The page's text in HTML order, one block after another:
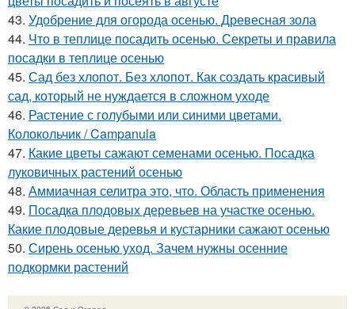
43. Удобрение для огорода осенью. Древесная зола
44. Что в теплице посадить осенью. Секреты и правила
посадки в теплице осенью
45. Сад без хлопот. Без хлопот. Как создать красивый
сад, который не нуждается в сложном уходе
46. Растение с голубыми или синими цветами.
Колокольчик / Campanula
47. Какие цветы сажают семенами осенью. Посадка
луковичных растений осенью
48. Аммиачная селитра это, что. Область применения
49. Посадка плодовых деревьев на участке осенью.
Какие плодовые деревья и кустарники сажают осенью
50. Сирень осенью уход. Зачем нужны осенние
подкормки растений